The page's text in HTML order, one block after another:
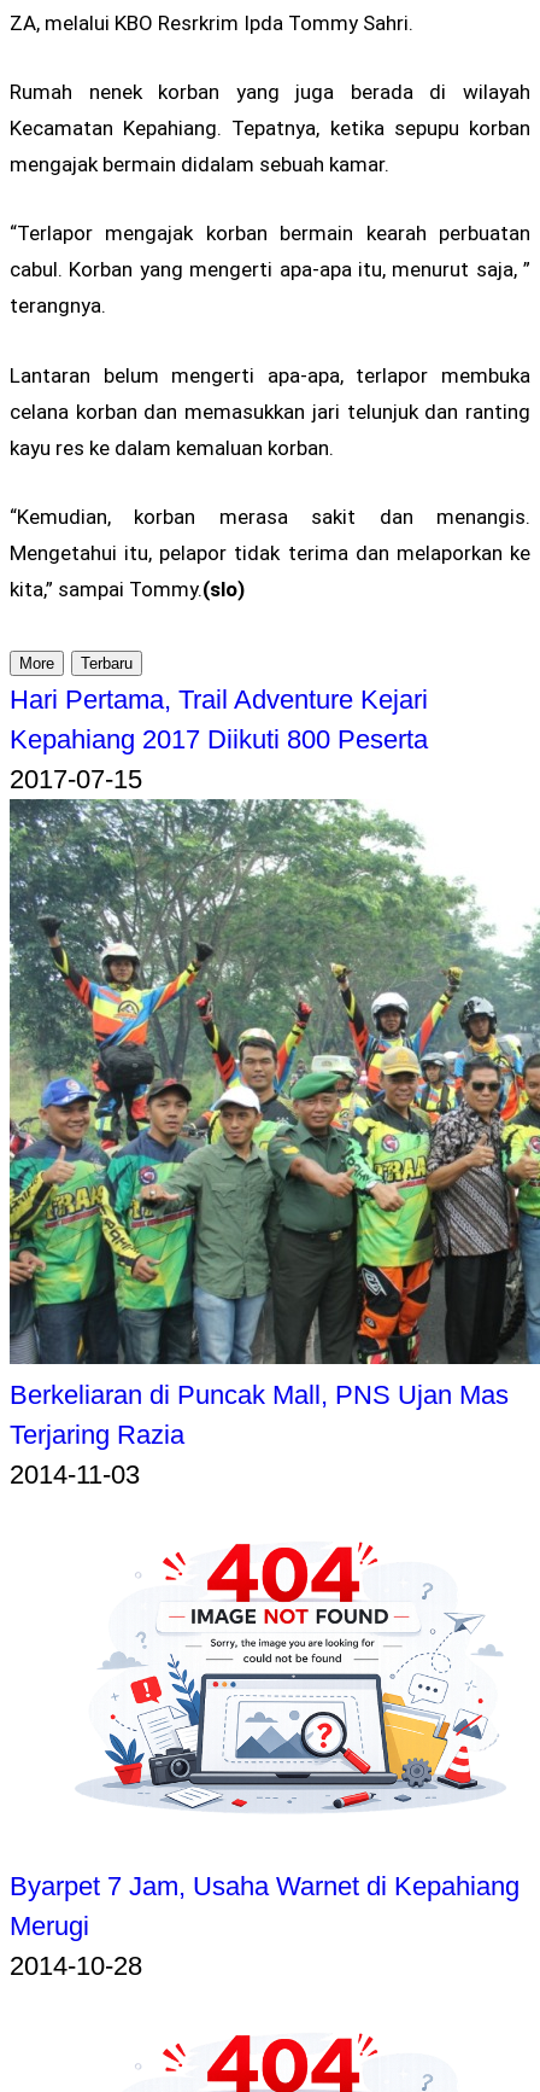
ZA, melalui KBO Resrkrim Ipda Tommy Sahri.
Rumah nenek korban yang juga berada di wilayah
Kecamatan Kepahiang. Tepatnya, ketika sepupu korban
mengajak bermain didalam sebuah kamar.
“Terlapor mengajak korban bermain kearah perbuatan
cabul. Korban yang mengerti apa-apa itu, menurut saja, ”
terangnya.
Lantaran belum mengerti apa-apa, terlapor membuka
celana korban dan memasukkan jari telunjuk dan ranting
kayu res ke dalam kemaluan korban.
“Kemudian, korban merasa sakit dan menangis.
Mengetahui itu, pelapor tidak terima dan melaporkan ke
kita,” sampai Tommy.(slo)
More Terbaru
Hari Pertama, Trail Adventure Kejari
Kepahiang 2017 Diikuti 800 Peserta
2017-07-15
Berkeliaran di Puncak Mall, PNS Ujan Mas
Terjaring Razia
2014-11-03
Byarpet 7 Jam, Usaha Warnet di Kepahiang
Merugi
2014-10-28